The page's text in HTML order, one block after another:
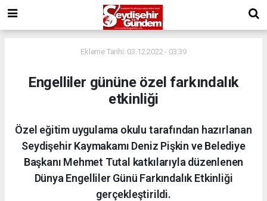
Ekleme Tarihi: 03.12.2022 - 03:39
Engelliler gününe özel farkındalık
etkinliği
Özel eğitim uygulama okulu tarafından hazırlanan
Seydişehir Kaymakamı Deniz Pişkin ve Belediye
Başkanı Mehmet Tutal katkılarıyla düzenlenen
Dünya Engelliler Günü Farkındalık Etkinliği
gerçekleştirildi.